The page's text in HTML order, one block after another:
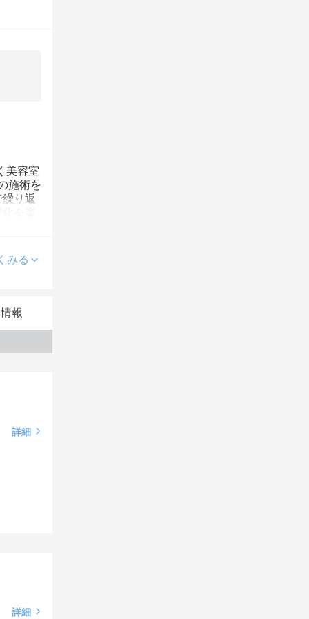
美容室
施術を
り返
みる
報
詳細
詳細